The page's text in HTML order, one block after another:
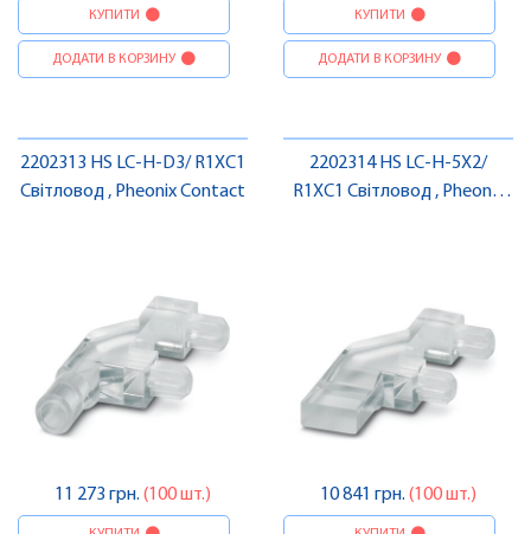
КУПИТИ
ДОДАТИ В КОРЗИНУ
КУПИТИ
ДОДАТИ В КОРЗИНУ
2202313 HS LC-H-D3/ R1XC1
Світловод , Pheonix Contact
11 273 грн. (100 шт.)
2202314 HS LC-H-5X2/
R1XC1 Світловод , Pheonix
10 841 грн. (100 шт.)